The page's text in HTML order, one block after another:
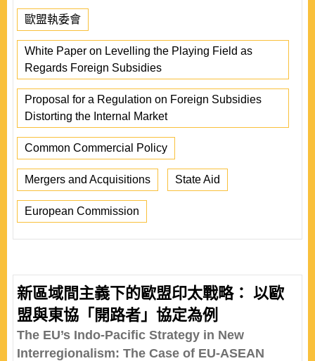
歐盟執委會
White Paper on Levelling the Playing Field as
Regards Foreign Subsidies
Proposal for a Regulation on Foreign Subsidies
Distorting the Internal Market
Common Commercial Policy
Mergers and Acquisitions State Aid
European Commission
新區域間主義下的歐盟印太戰略： 以歐
盟與東協「開路者」協定為例
The EU’s Indo-Pacific Strategy in New
Interregionalism: The Case of EU-ASEAN